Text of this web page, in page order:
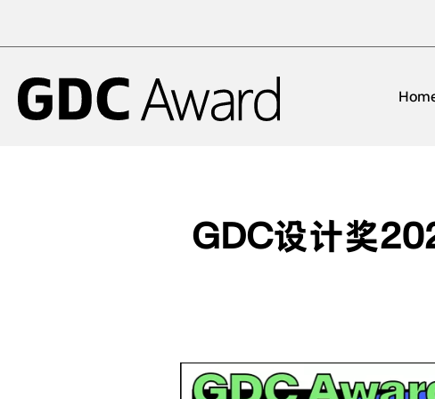
GDC设计奖